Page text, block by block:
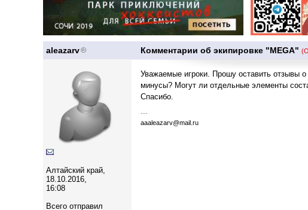
aleazarv Комментарии об экипировке "MEGA"
Алтайский край,
18.10.2016,
16:08
Всего отправил
Уважаемые игроки. Прошу оставить отзывы
минусы? Могут ли отдельные элементы
Спасибо.
---
aaaleazarv@mail.ru